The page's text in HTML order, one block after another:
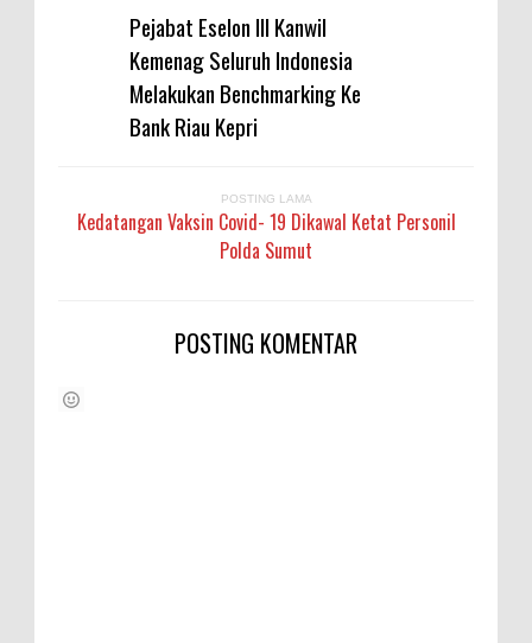
Pejabat Eselon III Kanwil
Kemenag Seluruh Indonesia
Melakukan Benchmarking Ke
Bank Riau Kepri
POSTING LAMA
Kedatangan Vaksin Covid- 19 Dikawal Ketat Personil
Polda Sumut
POSTING KOMENTAR